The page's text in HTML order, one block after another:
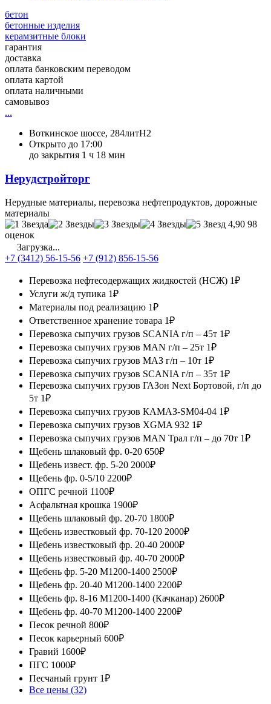
бетон
бетонные изделия
керамзитные блоки
гарантия
доставка
оплата банковским переводом
оплата картой
оплата наличными
самовывоз
...
Воткинское шоссе, 284литН2
Открыто до 17:00
до закрытия 1 ч 18 мин
Нерудстройторг
Нерудные материалы, перевозка нефтепродуктов, дорожные
материалы
4,90 98
оценок
Загрузка...
+7 (3412) 56-15-56 +7 (912) 856-15-56
Перевозка нефтесодержащих жидкостей (НСЖ) 1₽
Услуги ж/д тупика 1₽
Материалы под реализацию 1₽
Ответственное хранение товара 1₽
Перевозка сыпучих грузов SCANIA г/п – 45т 1₽
Перевозка сыпучих грузов MAN г/п – 25т 1₽
Перевозка сыпучих грузов МАЗ г/п – 10т 1₽
Перевозка сыпучих грузов SCANIA г/п – 35т 1₽
Перевозка сыпучих грузов ГАЗон Next Бортовой, г/п до
5т 1₽
Перевозка сыпучих грузов КАМАЗ-SM04-04 1₽
Перевозка сыпучих грузов XGMA 932 1₽
Перевозка сыпучих грузов MAN Трал г/п – до 70т 1₽
Щебень шлаковый фр. 0-20 650₽
Щебень извест. фр. 5-20 2000₽
Щебень фр. 0-5/10 2200₽
ОПГС речной 1100₽
Асфальтная крошка 1900₽
Щебень шлаковый фр. 20-70 1800₽
Щебень известковый фр. 70-120 2000₽
Щебень известковый фр. 20-40 2000₽
Щебень известковый фр. 40-70 2000₽
Щебень фр. 5-20 М1200-1400 2500₽
Щебень фр. 20-40 М1200-1400 2200₽
Щебень фр. 8-16 М1200-1400 (Качканар) 2600₽
Щебень фр. 40-70 М1200-1400 2200₽
Песок речной 800₽
Песок карьерный 600₽
Гравий 1600₽
ПГС 1000₽
Песчаный грунт 1₽
Все цены (32)